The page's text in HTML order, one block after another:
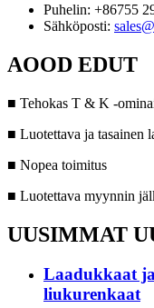
Puhelin: +86755
Sähköposti:
AOOD EDUT
■ Tehokas T & K -
■ Luotettava ja tasainen
■ Nopea toimitus
■ Luotettava myynnin
UUSIMMAT
Laadukkaat
liukurenkaat